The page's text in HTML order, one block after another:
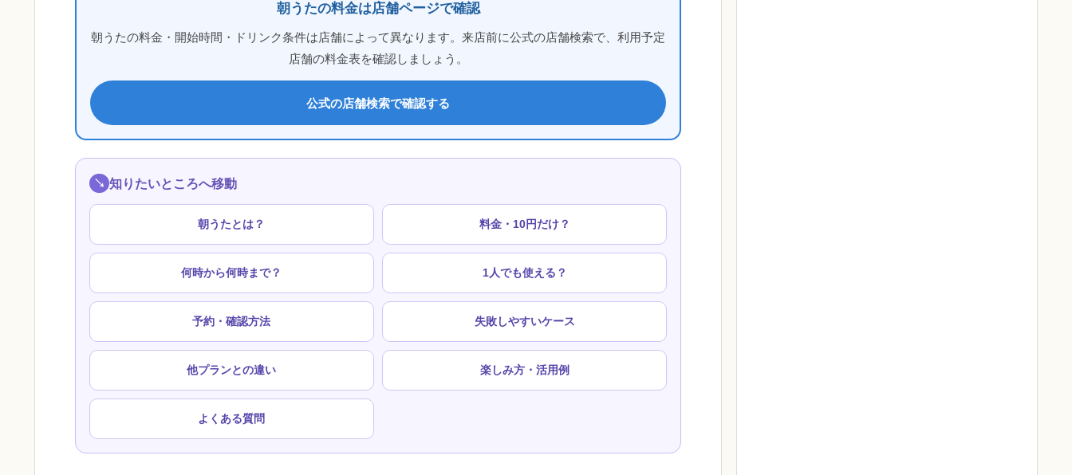
朝うたの料金は店舗ページで確認
朝うたの料金・開始時間・ドリンク条件は店舗によって異なります。来店前に公式の店舗検索で、利用予定
店舗の料金表を確認しましょう。
公式の店舗検索で確認する
知りたいところへ移動
朝うたとは？ 料金・10円だけ？
何時から何時まで？ 1人でも使える？
予約・確認方法 失敗しやすいケース
他プランとの違い 楽しみ方・活用例
よくある質問